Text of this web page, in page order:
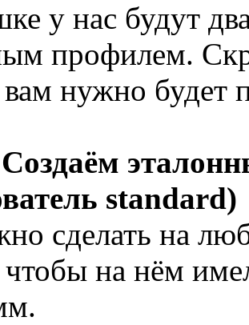
у нас будут
профилем.
вам нужно будет
standard)
сделать на
чтобы на нём